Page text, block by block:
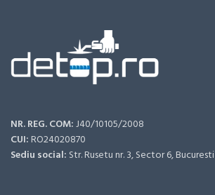
NR. REG. COM:J40/10105/2008
CUI:RO24020870
Sediu social: Str. Rusetu nr. 3, Sector 6, Bucuresti